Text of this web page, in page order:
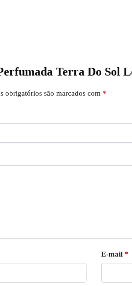
Terra Do Sol
obrigatórios são marcados com *
E-mail *